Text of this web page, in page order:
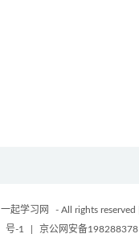
一起学习网 - All rights reserved
号-1
京公网安备198288378